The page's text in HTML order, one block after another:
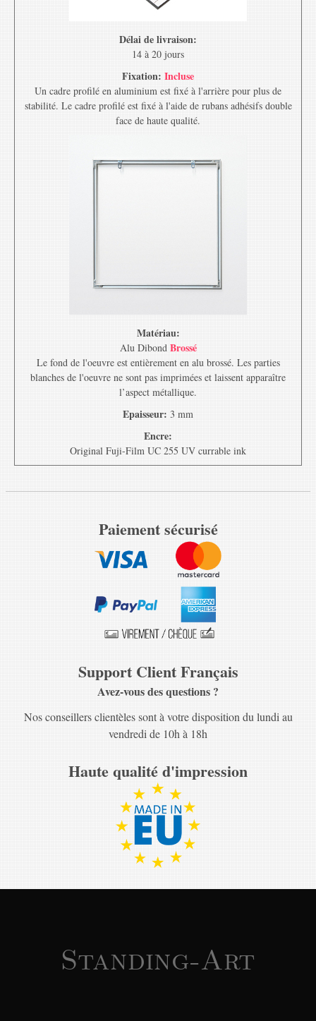
Délai de livraison:
14 à 20 jours
Fixation: Incluse
Un cadre profilé en aluminium est fixé à l'arrière pour plus de
stabilité. Le cadre profilé est fixé à l'aide de rubans adhésifs double
face de haute qualité.
Matériau:
Alu Dibond Brossé
Le fond de l'oeuvre est entièrement en alu brossé. Les parties
blanches de l'oeuvre ne sont pas imprimées et laissent apparaître
l’aspect métallique.
Epaisseur: 3 mm
Encre:
Original Fuji-Film UC 255 UV currable ink
Paiement sécurisé
Support Client Français
Avez-vous des questions ?
Nos conseillers clientèles sont à votre disposition du lundi au
vendredi de 10h à 18h
Haute qualité d'impression
Standing-Art